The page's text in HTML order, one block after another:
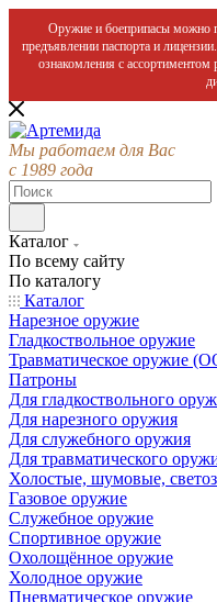
Оружие и боеприпасы можно
предъявлении паспорта и
ознакомления с ассортиментом
Мы работаем для Вас
с 1989 года
Каталог
По всему сайту
По каталогу
Каталог
Нарезное оружие
Гладкоствольное оружие
Травматическое оружие
Патроны
Для гладкоствольного
Для нарезного оружия
Для служебного оружия
Для травматического
Холостые, шумовые,
Газовое оружие
Служебное оружие
Спортивное оружие
Охолощённое оружие
Холодное оружие
Пневматическое оружие